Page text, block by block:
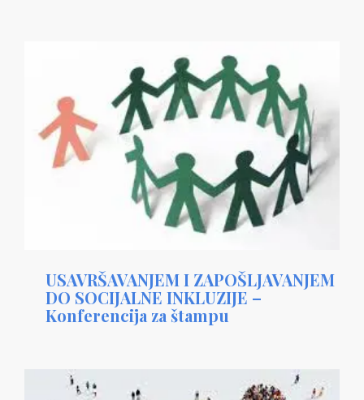
USAVRŠAVANJEM I ZAPOŠLJAVANJEM
DO SOCIJALNE INKLUZIJE –
Konferencija za štampu